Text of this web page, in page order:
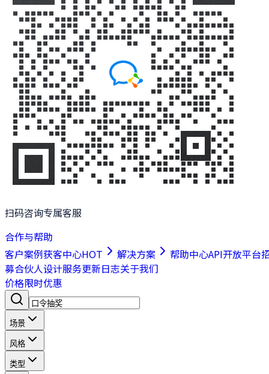
扫码咨询专属客服
合作与帮助
客户案例获客中心HOT 解决方案 帮助中心API开放平台
募合伙人设计服务更新日志关于我们
价格限时优惠
场景
风格
类型